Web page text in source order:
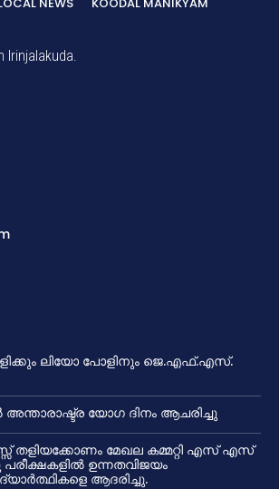
Irinjalakuda.
ലിയോ പോളിനും ജെ.എഫ്.എസ്.
അന്താരാഷ്ട്ര യോഗ ദിനം ആചരിച്ചു
മേഖല കമ്മറ്റി എസ് എസ്
ഉന്നതവിജയം
ആദരിച്ചു.